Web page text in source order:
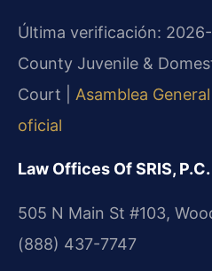
Última verificación:
County Juvenile &
Court | Asamblea
oficial
Law Offices Of SRIS, P.C.
505 N Main St #103,
(888) 437-7747